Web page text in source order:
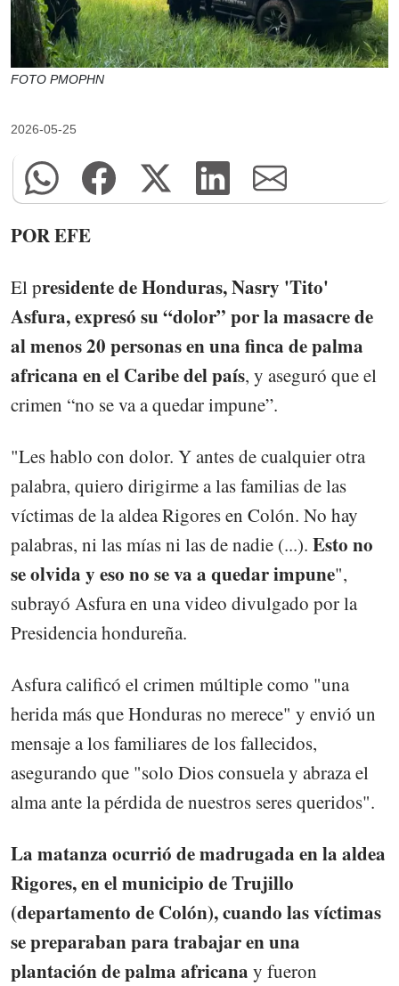
FOTO PMOPHN
2026-05-25
POR EFE
El presidente de Honduras, Nasry 'Tito'
Asfura, expresó su “dolor” por la masacre de
al menos 20 personas en una finca de palma
africana en el Caribe del país, y aseguró que el
crimen “no se va a quedar impune”.
"Les hablo con dolor. Y antes de cualquier otra
palabra, quiero dirigirme a las familias de las
víctimas de la aldea Rigores en Colón. No hay
palabras, ni las mías ni las de nadie (...). Esto no
se olvida y eso no se va a quedar impune",
subrayó Asfura en una video divulgado por la
Presidencia hondureña.
Asfura calificó el crimen múltiple como "una
herida más que Honduras no merece" y envió un
mensaje a los familiares de los fallecidos,
asegurando que "solo Dios consuela y abraza el
alma ante la pérdida de nuestros seres queridos".
La matanza ocurrió de madrugada en la aldea
Rigores, en el municipio de Trujillo
(departamento de Colón), cuando las víctimas
se preparaban para trabajar en una
plantación de palma africana y fueron